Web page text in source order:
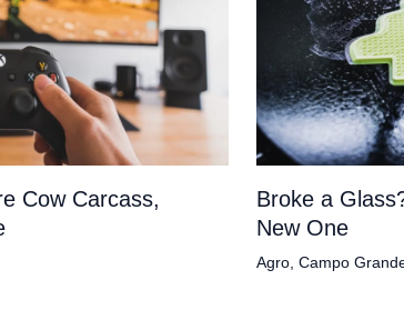
Cow Carcass,
Broke a
New One
Agro, Campo